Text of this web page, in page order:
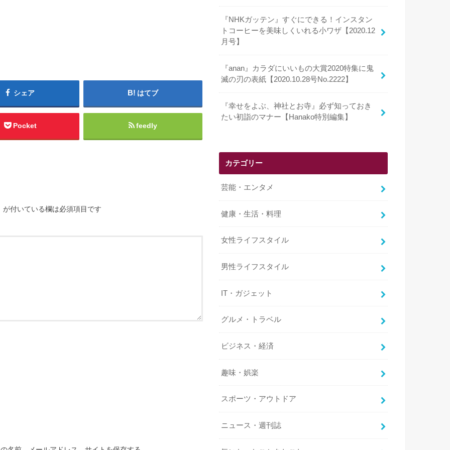
シェア はてブ
Pocket feedly
が付いている欄は必須項目です
『NHKガッテン』すぐにできる！インスタン
トコーヒーを美味しくいれる小ワザ【2020.12
月号】
『anan』カラダにいいもの大賞2020特集に鬼
滅の刃の表紙【2020.10.28号No.2222】
『幸せをよぶ、神社とお寺』必ず知っておき
たい初詣のマナー【Hanako特別編集】
カテゴリー
芸能・エンタメ
健康・生活・料理
女性ライフスタイル
男性ライフスタイル
IT・ガジェット
グルメ・トラベル
ビジネス・経済
趣味・娯楽
スポーツ・アウトドア
ニュース・週刊誌